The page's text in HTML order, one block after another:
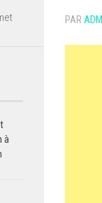
PAR
à